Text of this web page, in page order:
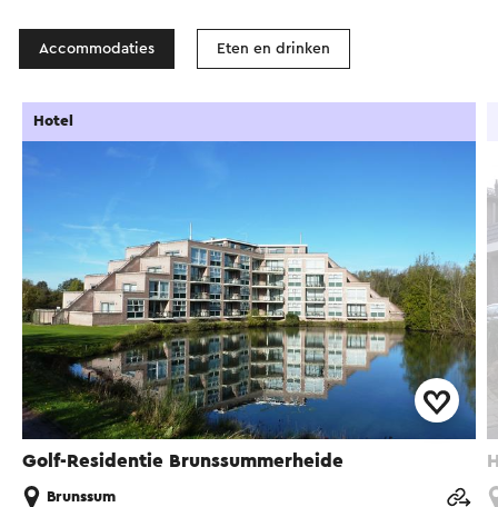
Accommodaties Eten en drinken
Golf-Residentie Brunssummerheide
Hotel
Brunssum